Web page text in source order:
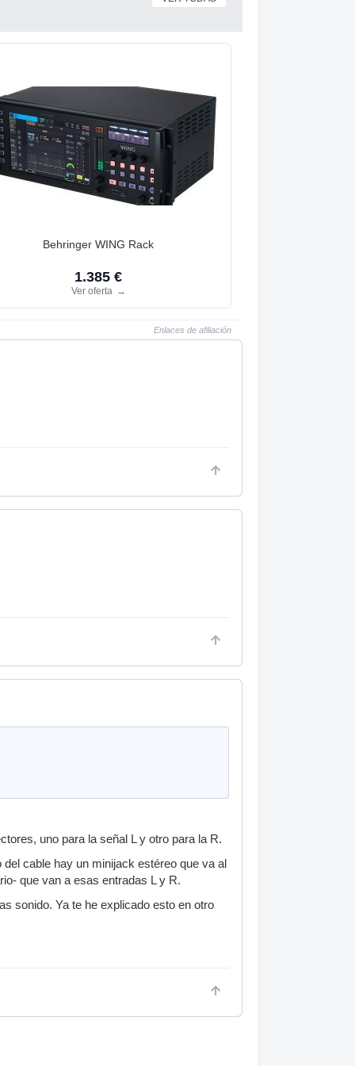
Behringer WING Rack
1.385 €
Ver oferta →
Enlaces de afiliación
uno para la señal L y otro para la R.
cable hay un minijack estéreo que va al
que van a esas entradas L y R.
sonido. Ya te he explicado esto en otro